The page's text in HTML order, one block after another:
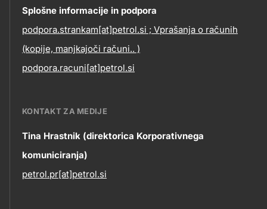
Contact
information
Splošne informacije in podpora
podpora.strankam[at]petrol.si ; Vprašanja o računih
(kopije, manjkajoči računi.. )
podpora.racuni[at]petrol.si
KONTAKT ZA MEDIJE
Tina Hrastnik (direktorica Korporativnega
komuniciranja)
petrol.pr[at]petrol.si